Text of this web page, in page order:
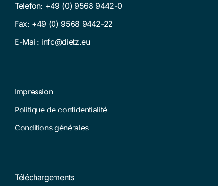
Telefon: +49 (0) 9568 9442-0
Fax: +49 (0) 9568 9442-22
E-Mail: info@dietz.eu
Impression
Politique de confidentialité
Conditions générales
Téléchargements